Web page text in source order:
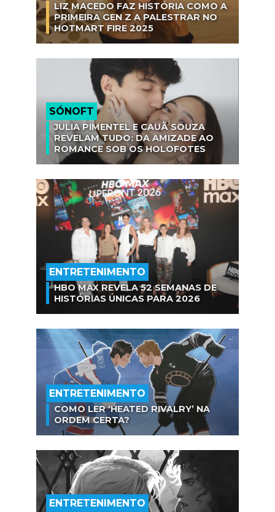
LIZ MACEDO FAZ HISTÓRIA COMO A
PRIMEIRA GEN Z A PALESTRAR NO
HOTMART FIRE 2025
SÓNOFT
JULIA PIMENTEL E CAUÃ SOUZA
REVELAM TUDO: DA AMIZADE AO
ROMANCE SOB OS HOLOFOTES
ENTRETENIMENTO
HBO MAX REVELA 52 SEMANAS DE
HISTÓRIAS ÚNICAS PARA 2026
ENTRETENIMENTO
COMO LER ‘HEATED RIVALRY’ NA
ORDEM CERTA?
ENTRETENIMENTO